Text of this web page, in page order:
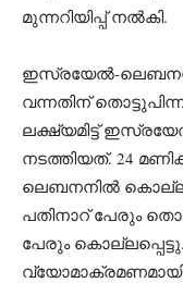
മുന്നറിയിപ്പ് നല്‍കി.
ഇസ്രയേല്‍-ലെബനന്‍
വന്നതിന്
ലക്ഷ്യമിട്ട്
നടത്തിയത്. 24
ലെബനനില്‍
പതിനാറ് പേരും
പേരും